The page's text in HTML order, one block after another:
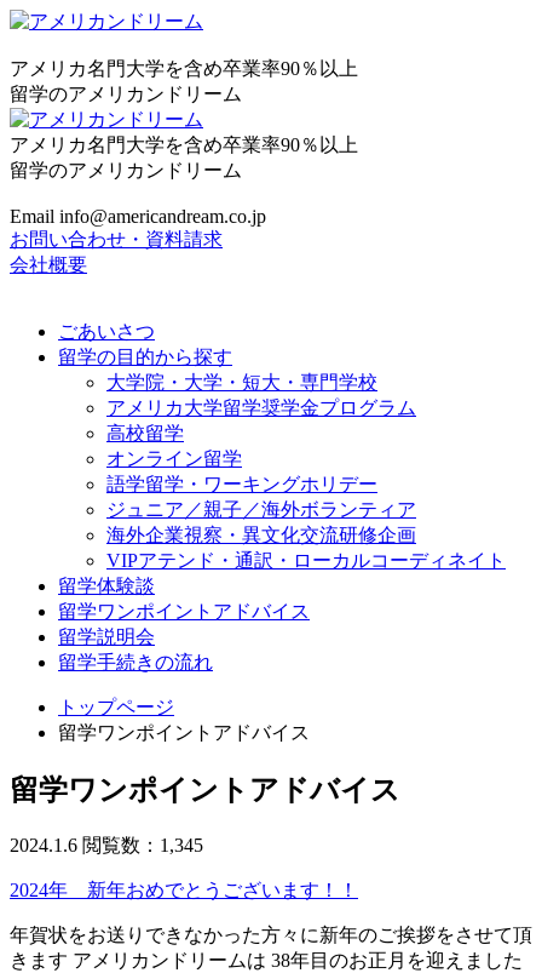
アメリカ名門大学を含め卒業率90％以上
留学のアメリカンドリーム
アメリカ名門大学を含め卒業率90％以上
留学のアメリカンドリーム
Email info@americandream.co.jp
お問い合わせ・資料請求
会社概要
ごあいさつ
留学の目的から探す
大学院・大学・短大・専門学校
アメリカ大学留学奨学金プログラム
高校留学
オンライン留学
語学留学・ワーキングホリデー
ジュニア／親子／海外ボランティア
海外企業視察・異文化交流研修企画
VIPアテンド・通訳・ローカルコーディネイト
留学体験談
留学ワンポイントアドバイス
留学説明会
留学手続きの流れ
トップページ
留学ワンポイントアドバイス
留学ワンポイントアドバイス
2024.1.6 閲覧数：1,345
2024年 新年おめでとうございます！！
年賀状をお送りできなかった方々に新年のご挨拶をさせて頂
きます アメリカンドリームは 38年目のお正月を迎えました